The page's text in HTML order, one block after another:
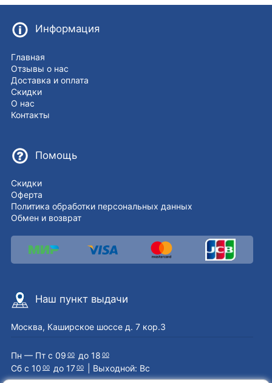
Информация
Главная
Отзывы о нас
Доставка и оплата
Скидки
О нас
Контакты
Помощь
Скидки
Оферта
Политика обработки персональных данных
Обмен и возврат
Наш пункт выдачи
Москва, Каширское шоссе д. 7 кор.3
Пн — Пт с 09 00 до 18 00
Сб с 10 00 до 1700 | Выходной: Вс